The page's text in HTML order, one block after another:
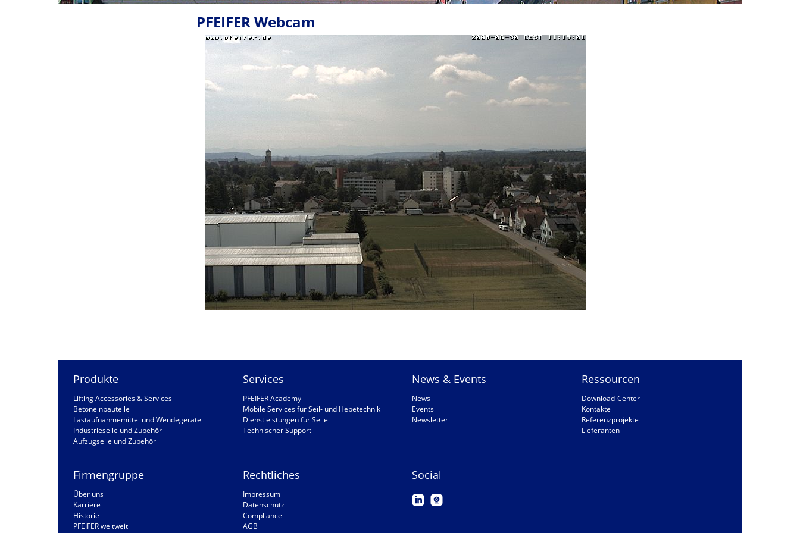
PFEIFER Webcam
Produkte
Lifting Accessories & Services
Betoneinbauteile
Lastaufnahmemittel und Wendegeräte
Industrieseile und Zubehör
Aufzugseile und Zubehör
Services
PFEIFER Academy
Mobile Services für Seil- und Hebetechnik
Dienstleistungen für Seile
Technischer Support
News & Events
News
Events
Newsletter
Ressourcen
Download-Center
Kontakte
Referenzprojekte
Lieferanten
Firmengruppe
Über uns
Karriere
Historie
PFEIFER weltweit
Rechtliches
Impressum
Datenschutz
Compliance
AGB
Social